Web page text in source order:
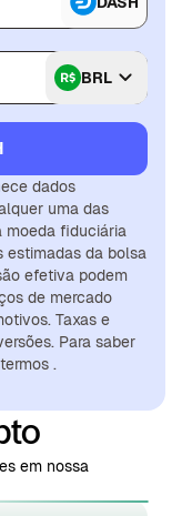
BRL
dados
uma das
moeda fiduciária
estimadas da bolsa
efetiva podem
de mercado
Taxas e
Para saber
.
em nossa